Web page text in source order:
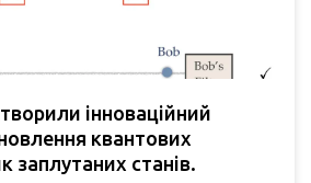
інноваційний
квантових
заплутаних станів.